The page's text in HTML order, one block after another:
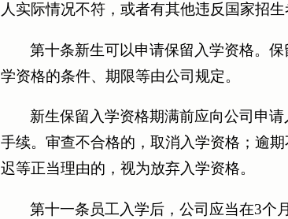
人实际情况不符，或者有其他违反国家招
第十条新生可以申请保留入学资格。
学资格的条件、期限等由公司规定。
新生保留入学资格期满前应向公司申
手续。审查不合格的，取消入学资格；逾
迟等正当理由的，视为放弃入学资格。
第十一条员工入学后，公司应当在3个